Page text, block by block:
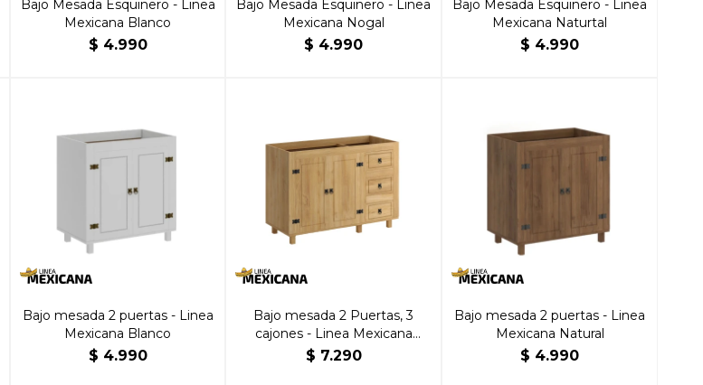
Bajo Mesada Esquinero - Linea
Mexicana Blanco
$ 4.990
Bajo Mesada Esquinero - Linea
Mexicana Nogal
$ 4.990
Bajo Mesada Esquinero - Linea
Mexicana Naturtal
$ 4.990
Bajo mesada 2 puertas - Linea
Mexicana Blanco
$ 4.990
Bajo mesada 2 Puertas, 3
cajones - Linea Mexicana
Natural
$ 7.290
Bajo mesada 2 puertas - Linea
Mexicana Natural
$ 4.990